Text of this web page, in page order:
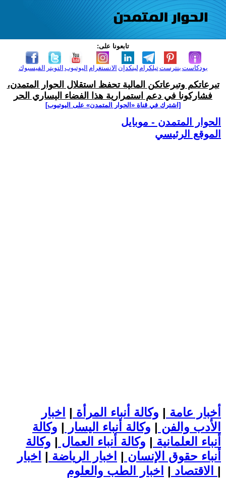
تابعونا على:
الفيسبوك التويتر اليوتيوب الانستغرام لينكدإن تيلكرامبنترست بودكاست
تبرعاتكم وتبرعاتكن المالية تحفظ استقلال الحوار المتمدن،
فشاركونا في دعم استمرارية هذا الفضاء اليساري الحر
[اشترك في قناة ‫«الحوار المتمدن» على اليوتيوب]
الحوار المتمدن - موبايل
الموقع الرئيسي
أخبار عامة | وكالة أنباء المرأة | اخبار
الأدب والفن | وكالة أنباء اليسار | وكالة
أنباء العلمانية | وكالة أنباء العمال | وكالة
أنباء حقوق الإنسان | اخبار الرياضة | اخبار
الاقتصاد | |